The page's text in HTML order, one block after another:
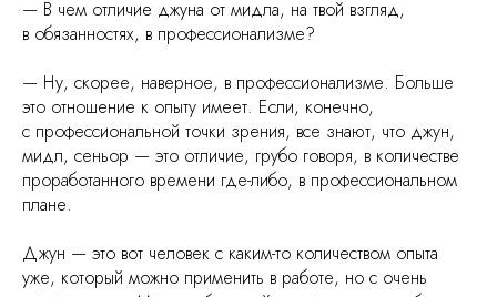
— В чем отличие джуна от мидла, на твой взгляд,
в обязанностях, в профессионализме?
— Ну, скорее, наверное, в профессионализме. Больше
это отношение к опыту имеет. Если, конечно,
с профессиональной точки зрения, все знают, что джун,
мидл, сеньор — это отличие, грубо говоря, в количестве
проработанного времени где-либо, в профессиональном
плане.
Джун — это вот человек с каким-то количеством опыта
уже, который можно применить в работе, но с очень